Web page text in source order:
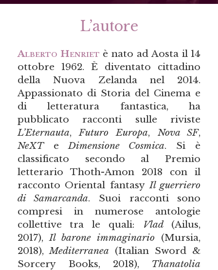
L’autore
Alberto Henriet è nato ad Aosta il 14
ottobre 1962. È diventato cittadino
della Nuova Zelanda nel 2014.
Appassionato di Storia del Cinema e
di letteratura fantastica, ha
pubblicato racconti sulle riviste
L’Eternauta,Futuro Europa, Nova SF,
NeXTeDimensione Cosmica. Si è
classificato secondo al Premio
letterario Thoth-Amon 2018 con il
racconto Oriental fantasy Il guerriero
di Samarcanda. Suoi racconti sono
compresi in numerose antologie
collettive tra le quali:
Vlad(Ailus,
2017),Il barone immaginario (Mursia,
2018),Mediterranea (Italian Sword &
Sorcery Books, 2018), Thanatolia